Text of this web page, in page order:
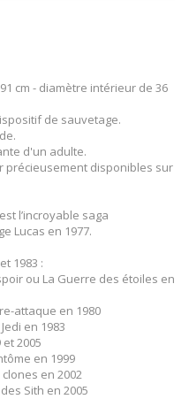
cm - diamètre intérieur de 36
de sauvetage.
d'un adulte.
précieusement disponibles sur
l’incroyable saga
Lucas en 1977.
1983 :
ou La Guerre des étoiles en
attaque en 1980
en 1983
2005
en 1999
en 2002
Sith en 2005